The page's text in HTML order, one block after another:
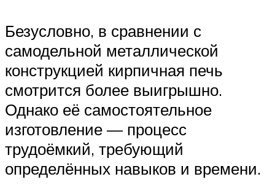
Безусловно, в сравнении с
самодельной металлической
конструкцией кирпичная печь
смотрится более выигрышно.
Однако её самостоятельное
изготовление — процесс
трудоёмкий, требующий
определённых навыков и времени.